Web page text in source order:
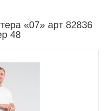
«07» арт 82836
48